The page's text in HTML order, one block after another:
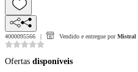
4000095566 Vendido e entregue por Mistral
Ofertas disponíveis